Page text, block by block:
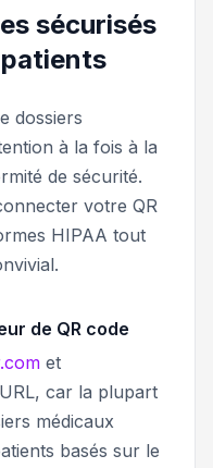
sécurisés
dossiers
à la fois à la
de sécurité.
votre QR
HIPAA tout
de QR code
et
car la plupart
médicaux
basés sur le